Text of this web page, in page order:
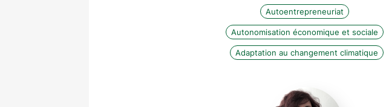
Autoentrepreneuriat
Autonomisation économique et sociale
Adaptation au changement climatique
Carla
Pagano